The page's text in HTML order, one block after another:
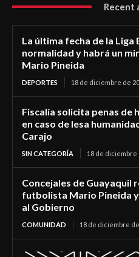
Recent
La última fecha de la Liga
normalidad y habrá un
Mario Pineida
DEPORTES 18 de diciembre de
Fiscalía solicita penas de
en caso de lesa
Carajo
SIN CATEGORÍA 18 de diciembre
Concejales de Guayaquil
futbolista Mario Pineida
al Gobierno
COMUNIDAD 18 de diciembre